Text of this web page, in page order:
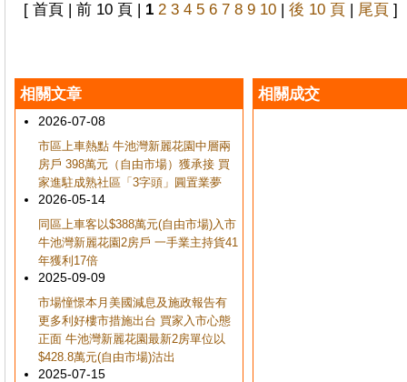
[ 首頁 | 前 10 頁 | 1 2 3 4 5 6 7 8 9 10 | 後 10 頁 | 尾頁 ]
相關文章
2026-07-08
市區上車熱點 牛池灣新麗花園中層兩
房戶 398萬元（自由市場）獲承接 買
家進駐成熟社區「3字頭」圓置業夢
2026-05-14
同區上車客以$388萬元(自由市場)入市
牛池灣新麗花園2房戶 一手業主持貨41
年獲利17倍
2025-09-09
市場憧憬本月美國減息及施政報告有
更多利好樓市措施出台 買家入市心態
正面 牛池灣新麗花園最新2房單位以
$428.8萬元(自由市場)沽出
2025-07-15
相關成交